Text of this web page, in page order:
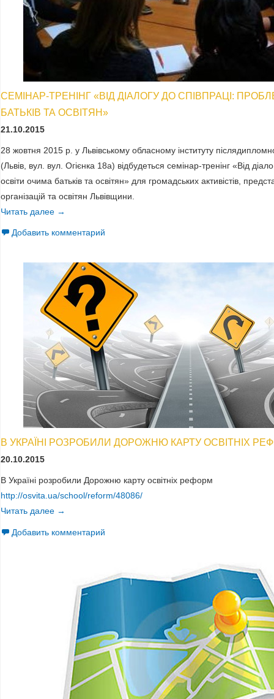
СЕМІНАР-ТРЕНІНГ «ВІД ДІАЛОГУ ДО СПІВПРАЦІ:
БАТЬКІВ ТА ОСВІТЯН»
21.10.2015
28 жовтня 2015 р. у Львівському обласному інституту
(Львів, вул. вул. Огієнка 18а) відбудеться семінар-тренінг «Від
освіти очима батьків та освітян» для громадських активістів,
організацій та освітян Львівщини.
Читать далее Семінар-тренінг «Від діалогу до співпраці: проблеми
→
Добавить комментарий
В УКРАЇНІ РОЗРОБИЛИ ДОРОЖНЮ КАРТУ ОСВІТНІХ
20.10.2015
В Україні розробили Дорожню карту освітніх реформ
http://osvita.ua/school/reform/48086/
Читать далее В Україні розробили Дорожню карту освітніх реформ
→
Добавить комментарий